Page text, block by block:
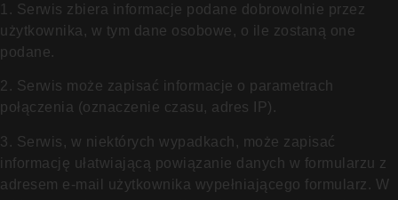
1. Serwis zbiera informacje podane dobrowolnie przez
użytkownika, w tym dane osobowe, o ile zostaną one
podane.
2. Serwis może zapisać informacje o parametrach
połączenia (oznaczenie czasu, adres IP).
3. Serwis, w niektórych wypadkach, może zapisać
informację ułatwiającą powiązanie danych w formularzu z
adresem e-mail użytkownika wypełniającego formularz. W